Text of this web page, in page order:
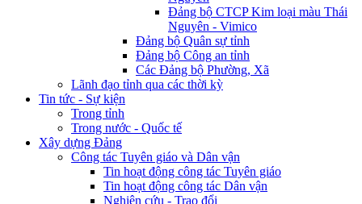
Đảng bộ CTCP Kim loại màu Thái
Nguyên - Vimico
Đảng bộ Quân sự tỉnh
Đảng bộ Công an tỉnh
Các Đảng bộ Phường, Xã
Lãnh đạo tỉnh qua các thời kỳ
Tin tức - Sự kiện
Trong tỉnh
Trong nước - Quốc tế
Xây dựng Đảng
Công tác Tuyên giáo và Dân vận
Tin hoạt động công tác Tuyên giáo
Tin hoạt động công tác Dân vận
Nghiên cứu - Trao đổi